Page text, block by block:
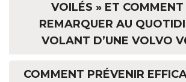
VOILÉS » ET COMMENT
REMARQUER AU
VOLANT D’UNE VOLVO
COMMENT PRÉVENIR